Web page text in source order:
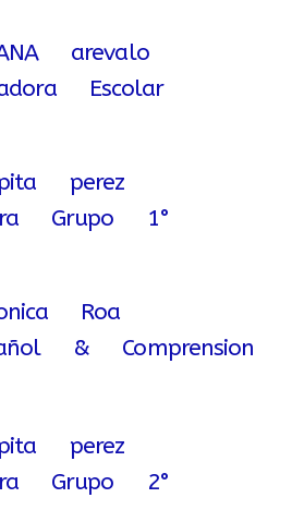
arevalo
Escolar
perez
Grupo 1°
Roa
& Comprension
perez
Grupo 2°